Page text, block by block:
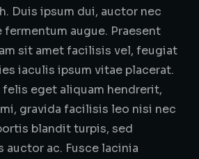
Duis ipsum dui, auctor nec
fermentum augue. Praesent
sit amet facilisis vel, feugiat
iaculis ipsum vitae placerat.
felis eget aliquam hendrerit,
gravida facilisis leo nisi nec
blandit turpis, sed
ac. Fusce lacinia